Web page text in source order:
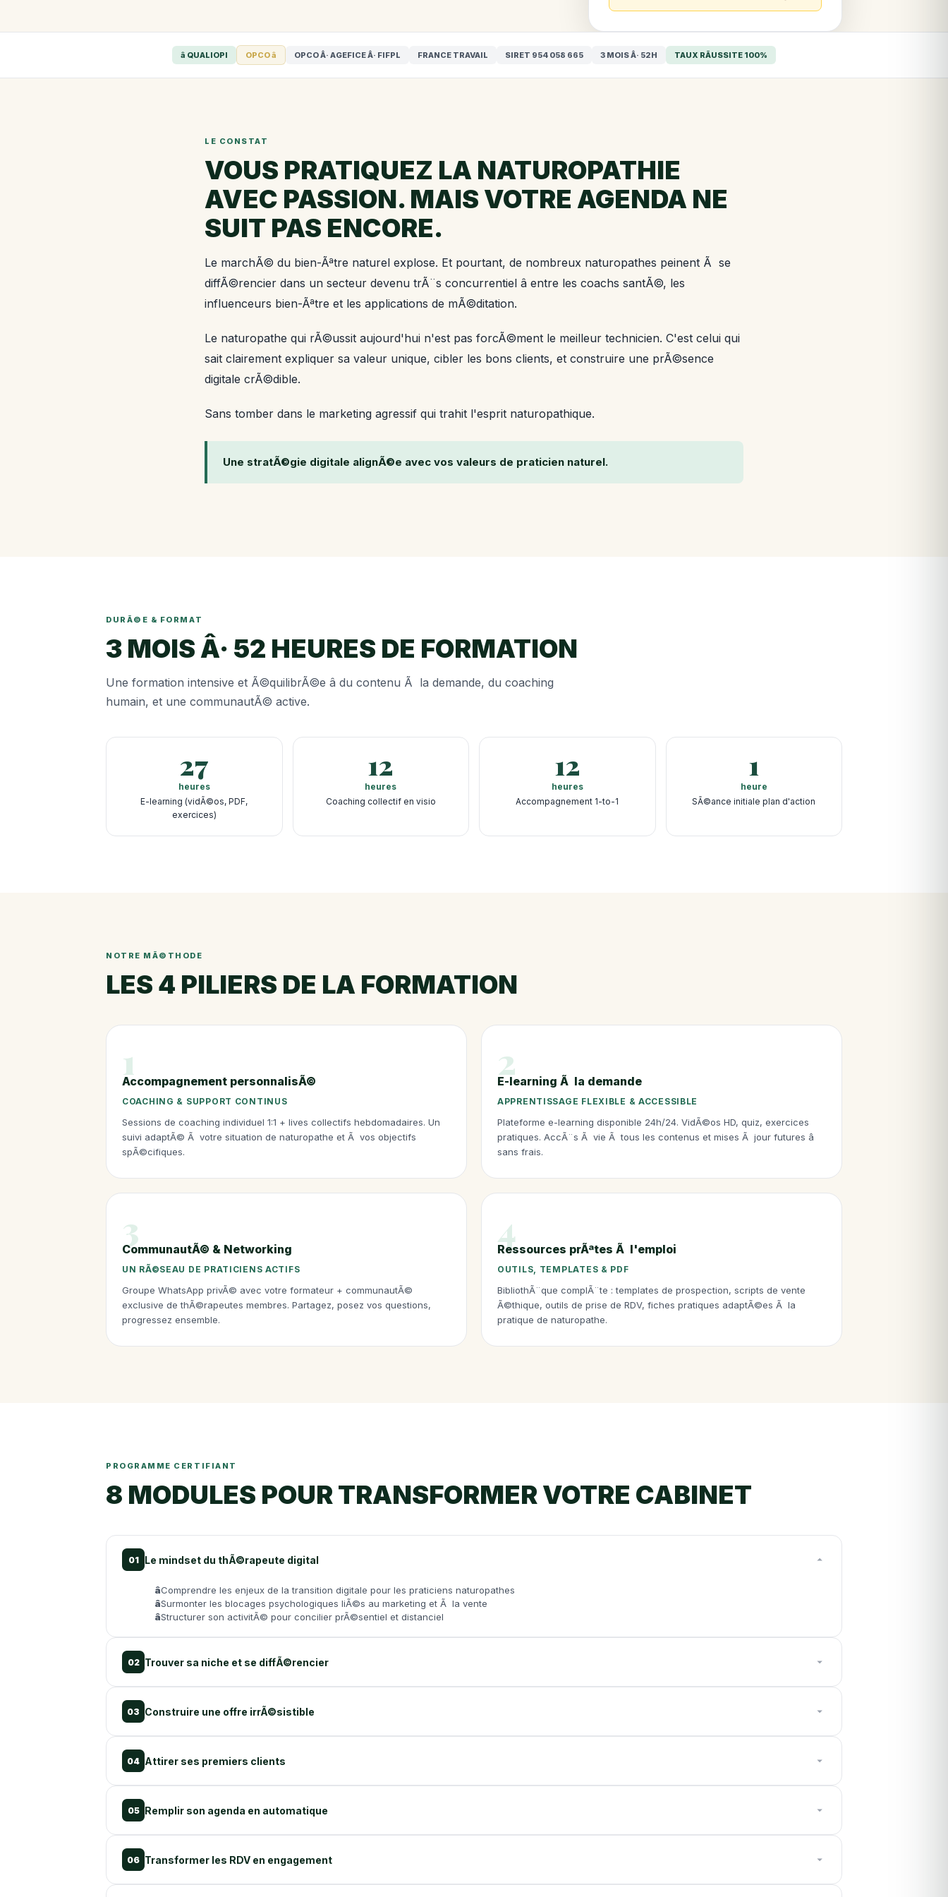
â QUALIOPI OPCO â OPCO Â· AGEFICE Â· FIFPL FRANCE TRAVAIL SIRET 954 058 665 3 MOIS Â· 52H TAUX RÃUSSITE 100%
LE CONSTAT
VOUS PRATIQUEZ LA NATUROPATHIE
AVEC PASSION. MAIS VOTRE AGENDA NE
SUIT PAS ENCORE.
Le marchÃ© du bien-Ãªtre naturel explose. Et pourtant, de nombreux naturopathes peinent Ã se
diffÃ©rencier dans un secteur devenu trÃ¨s concurrentiel â entre les coachs santÃ©, les
influenceurs bien-Ãªtre et les applications de mÃ©ditation.
Le naturopathe qui rÃ©ussit aujourd'hui n'est pas forcÃ©ment le meilleur technicien. C'est celui qui
sait clairement expliquer sa valeur unique, cibler les bons clients, et construire une prÃ©sence
digitale crÃ©dible.
Sans tomber dans le marketing agressif qui trahit l'esprit naturopathique.
Une stratÃ©gie digitale alignÃ©e avec vos valeurs de praticien naturel.
DURÃ©E & FORMAT
3 MOIS Â· 52 HEURES DE FORMATION
Une formation intensive et Ã©quilibrÃ©e â du contenu Ã la demande, du coaching
humain, et une communautÃ© active.
27
heures
E-learning (vidÃ©os, PDF,
exercices)
12
heures
Coaching collectif en visio
12
heures
Accompagnement 1-to-1
1
heure
SÃ©ance initiale plan d'action
NOTRE MÃ©THODE
LES 4 PILIERS DE LA FORMATION
1
Accompagnement personnalisÃ©
COACHING & SUPPORT CONTINUS
Sessions de coaching individuel 1:1 + lives collectifs hebdomadaires. Un
suivi adaptÃ© Ã votre situation de naturopathe et Ã vos objectifs
spÃ©cifiques.
2
E-learning Ã la demande
APPRENTISSAGE FLEXIBLE & ACCESSIBLE
Plateforme e-learning disponible 24h/24. VidÃ©os HD, quiz, exercices
pratiques. AccÃ¨s Ã vie Ã tous les contenus et mises Ã jour futures â
sans frais.
3
CommunautÃ© & Networking
UN RÃ©SEAU DE PRATICIENS ACTIFS
Groupe WhatsApp privÃ© avec votre formateur + communautÃ©
exclusive de thÃ©rapeutes membres. Partagez, posez vos questions,
progressez ensemble.
4
Ressources prÃªtes Ã l'emploi
OUTILS, TEMPLATES & PDF
BibliothÃ¨que complÃ¨te : templates de prospection, scripts de vente
Ã©thique, outils de prise de RDV, fiches pratiques adaptÃ©es Ã la
pratique de naturopathe.
PROGRAMME CERTIFIANT
8 MODULES POUR TRANSFORMER VOTRE CABINET
01 Le mindset du thÃ©rapeute digital
Comprendre les enjeux de la transition digitale pour les praticiens naturopathes
Surmonter les blocages psychologiques liÃ©s au marketing et Ã la vente
Structurer son activitÃ© pour concilier prÃ©sentiel et distanciel
02 Trouver sa niche et se diffÃ©rencier
03 Construire une offre irrÃ©sistible
04 Attirer ses premiers clients
05 Remplir son agenda en automatique
06 Transformer les RDV en engagement